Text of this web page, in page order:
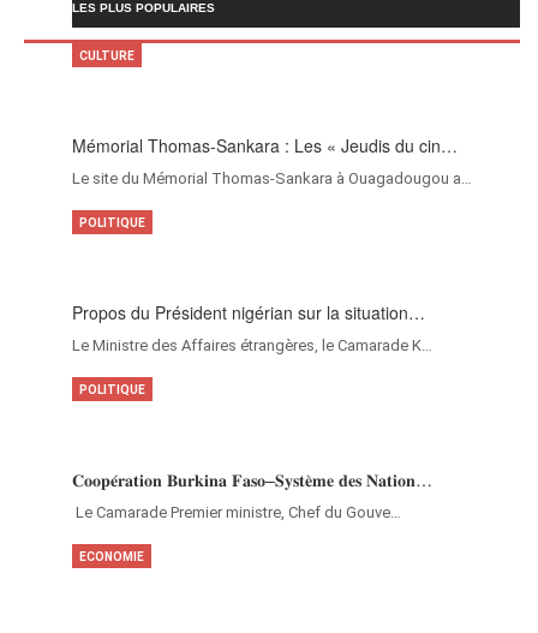
LES PLUS POPULAIRES
Mémorial Thomas-Sankara : Les « Jeudis du cin…
Le site du Mémorial Thomas-Sankara à Ouagadougou a…
CULTURE
Propos du Président nigérian sur la situation…
Le Ministre des Affaires étrangères, le Camarade K…
POLITIQUE
𝐂𝐨𝐨𝐩𝐞́𝐫𝐚𝐭𝐢𝐨𝐧 𝐁𝐮𝐫𝐤𝐢𝐧𝐚 𝐅𝐚𝐬𝐨–𝐒𝐲𝐬𝐭𝐞̀𝐦𝐞 𝐝𝐞𝐬 𝐍𝐚𝐭𝐢𝐨𝐧…
‎Le Camarade Premier ministre, Chef du Gouve…
POLITIQUE
ECONOMIE